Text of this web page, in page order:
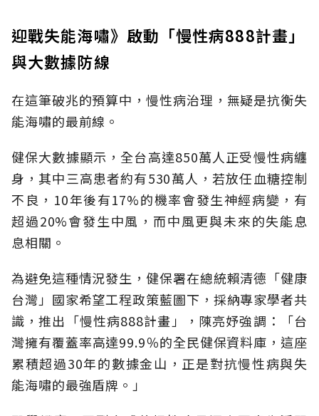
迎戰失能海嘯》啟動「慢性病888計畫」
與大數據防線
在這筆破兆的預算中，慢性病治理，無疑是抗衡失
能海嘯的最前線。
健保大數據顯示，全台高達850萬人正受慢性病纏
身，其中三高患者約有530萬人，若放任血糖控制
不良，10年後有17%的機率會發生神經病變，有
超過20%會發生中風，而中風更與未來的失能息
息相關。
為避免這種情況發生，健保署在總統賴清德「健康
台灣」國家希望工程政策藍圖下，採納專家學者共
識，推出「慢性病888計畫」，陳亮妤強調：「台
灣擁有覆蓋率高達99.9％的全民健保資料庫，這座
累積超過30年的數據金山，正是對抗慢性病與失
能海嘯的最強盾牌。」